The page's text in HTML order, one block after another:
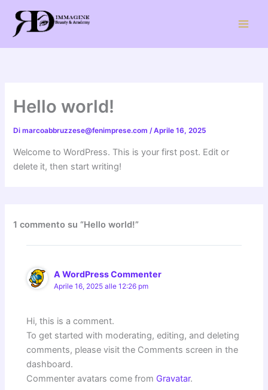
contenuto
Hello world!
Dimarcoabbruzzese@fenimprese.com/Aprile 16, 2025
Welcome to WordPress. This is your first post. Edit or
delete it, then start writing!
1 commento su “Hello world!”
A WordPress Commenter
Aprile 16, 2025 alle 12:26 pm
Hi, this is a comment.
To get started with moderating, editing, and deleting
comments, please visit the Comments screen in the
dashboard.
Commenter avatars come from Gravatar.